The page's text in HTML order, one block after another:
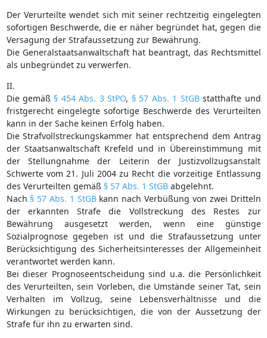
Der Verurteilte wendet sich mit seiner rechtzeitig eingelegten
sofortigen Beschwerde, die er näher begründet hat, gegen die
Versagung der Strafaussetzung zur Bewährung.
Die Generalstaatsanwaltschaft hat beantragt, das Rechtsmittel
als unbegründet zu verwerfen.
II.
Die gemäß § 454 Abs. 3 StPO, § 57 Abs. 1 StGBstatthafte und
fristgerecht eingelegte sofortige Beschwerde des Verurteilten
kann in der Sache keinen Erfolg haben.
Die Strafvollstreckungskammer hat entsprechend dem Antrag
der Staatsanwaltschaft Krefeld und in Übereinstimmung mit
der Stellungnahme der Leiterin der Justizvollzugsanstalt
Schwerte vom 21. Juli 2004 zu Recht die vorzeitige Entlassung
des Verurteilten gemäß § 57 Abs. 1 StGBabgelehnt.
Nach § 57 Abs. 1 StGBkann nach Verbüßung von zwei Dritteln
der erkannten Strafe die Vollstreckung des Restes zur
Bewährung ausgesetzt werden, wenn eine günstige
Sozialprognose gegeben ist und die Strafaussetzung unter
Berücksichtigung des Sicherheitsinteresses der Allgemeinheit
verantwortet werden kann.
Bei dieser Prognoseentscheidung sind u.a. die Persönlichkeit
des Verurteilten, sein Vorleben, die Umstände seiner Tat, sein
Verhalten im Vollzug, seine Lebensverhältnisse und die
Wirkungen zu berücksichtigen, die von der Aussetzung der
Strafe für ihn zu erwarten sind.